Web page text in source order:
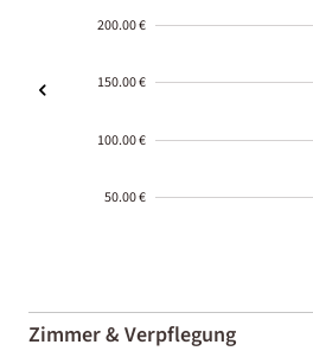
200.00 €
150.00 €
100.00 €
50.00 €
01-02
Zimmer & Verpflegung